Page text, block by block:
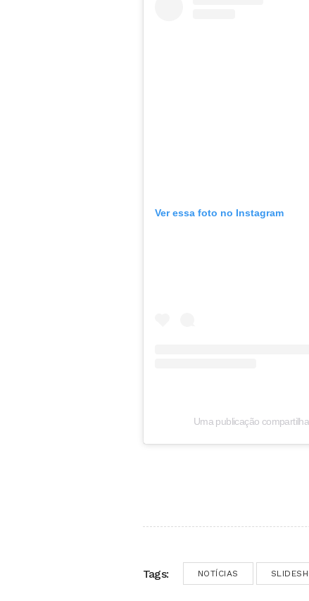
Ver essa foto no Instagram
Uma publicação
Tags: NOTÍCIAS